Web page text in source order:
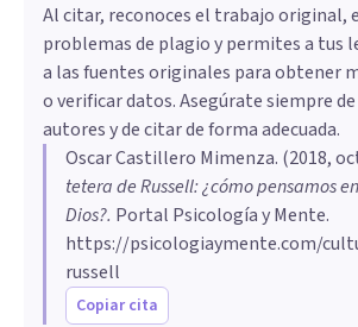
Al citar, reconoces el trabajo original,
problemas de plagio y permites a tus
a las fuentes originales para obtener
o verificar datos. Asegúrate siempre
autores y de citar de forma adecuada.
Oscar Castillero Mimenza. (2018,
tetera de Russell: ¿cómo pensamos
Dios?. Portal Psicología y Mente.
https://psicologiaymente.com/
russell
Copiar cita